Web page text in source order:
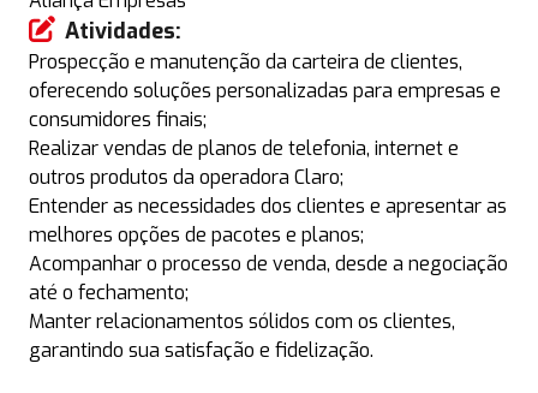
Atividades:
Prospecção e manutenção da carteira de clientes,
oferecendo soluções personalizadas para empresas e
consumidores finais;
Realizar vendas de planos de telefonia, internet e
outros produtos da operadora Claro;
Entender as necessidades dos clientes e apresentar as
melhores opções de pacotes e planos;
Acompanhar o processo de venda, desde a negociação
até o fechamento;
Manter relacionamentos sólidos com os clientes,
garantindo sua satisfação e fidelização.